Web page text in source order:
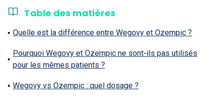
Table des matières
Quelle est la différence entre Wegovy et Ozempic ?
Pourquoi Wegovy et Ozempic ne sont-ils pas utilisés
pour les mêmes patients ?
Wegovy vs Ozempic : quel dosage ?